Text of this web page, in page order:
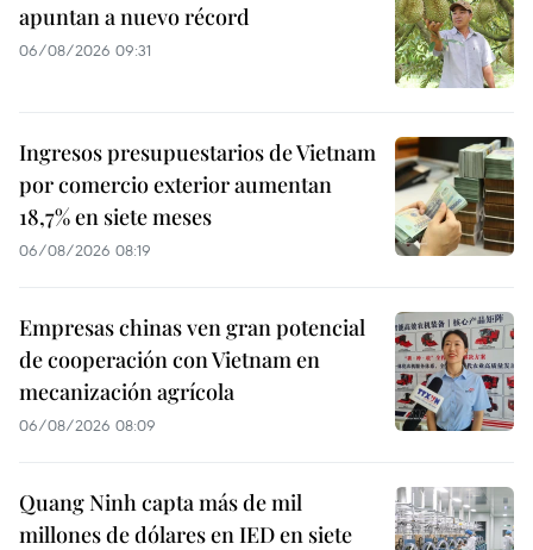
apuntan a nuevo récord
06/08/2026 09:31
Ingresos presupuestarios de Vietnam
por comercio exterior aumentan
18,7% en siete meses
06/08/2026 08:19
Empresas chinas ven gran potencial
de cooperación con Vietnam en
mecanización agrícola
06/08/2026 08:09
Quang Ninh capta más de mil
millones de dólares en IED en siete